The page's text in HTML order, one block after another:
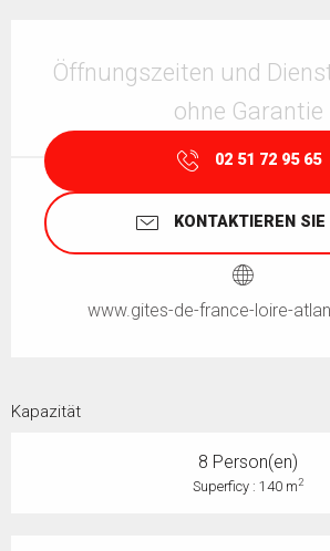
Öffnungszeiten und
ohne Garantie
02 51 72 95 65
KONTAKTIEREN SIE
www.gites-de-france-loire-
Kapazität
8 Person(en)
Superficy : 140 m2